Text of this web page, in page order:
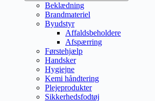
Beklædning
Brandmateriel
Byudstyr
Affaldsbeholdere
Afspærring
Førstehjælp
Handsker
Hygiejne
Kemi håndtering
Plejeprodukter
Sikkerhedsfodtøj